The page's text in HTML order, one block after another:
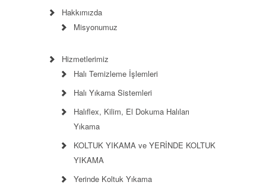
Hakkımızda
Misyonumuz
Hizmetlerimiz
Halı Temizleme İşlemleri
Halı Yıkama Sistemleri
Halıflex, Kilim, El Dokuma Halıları
Yıkama
KOLTUK YIKAMA ve YERİNDE KOLTUK
YIKAMA
Yerinde Koltuk Yıkama